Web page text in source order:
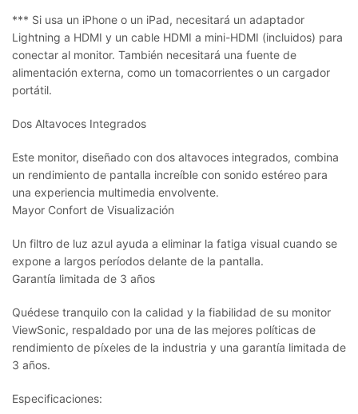
*** Si usa un iPhone o un iPad, necesitará un adaptador
Lightning a HDMI y un cable HDMI a mini-HDMI (incluidos) para
conectar al monitor. También necesitará una fuente de
alimentación externa, como un tomacorrientes o un cargador
portátil.
Dos Altavoces Integrados
Este monitor, diseñado con dos altavoces integrados, combina
un rendimiento de pantalla increíble con sonido estéreo para
una experiencia multimedia envolvente.
Mayor Confort de Visualización
Un filtro de luz azul ayuda a eliminar la fatiga visual cuando se
expone a largos períodos delante de la pantalla.
Garantía limitada de 3 años
Quédese tranquilo con la calidad y la fiabilidad de su monitor
ViewSonic, respaldado por una de las mejores políticas de
rendimiento de píxeles de la industria y una garantía limitada de
3 años.
Especificaciones: